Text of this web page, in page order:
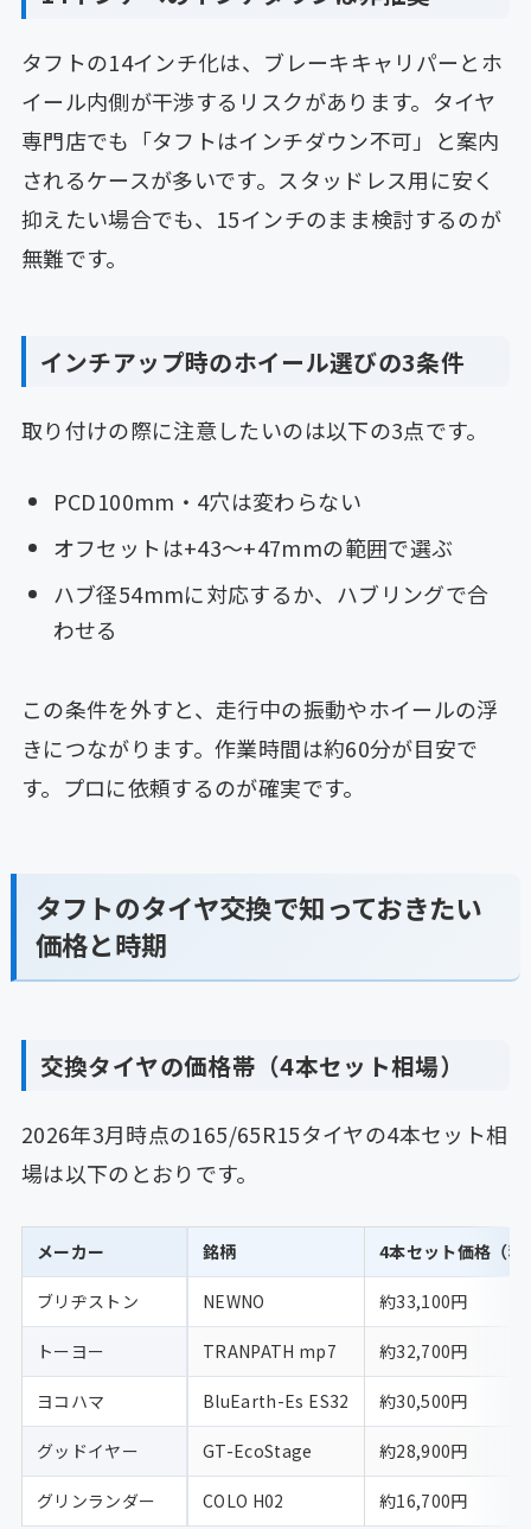
タフトの14インチ化は、ブレーキキャリパーとホ
イール内側が干渉するリスクがあります。タイヤ
専門店でも「タフトはインチダウン不可」と案内
されるケースが多いです。スタッドレス用に安く
抑えたい場合でも、15インチのまま検討するのが
無難です。
インチアップ時のホイール選びの3条件
取り付けの際に注意したいのは以下の3点です。
PCD100mm・4穴は変わらない
オフセットは+43〜+47mmの範囲で選ぶ
ハブ径54mmに対応するか、ハブリングで合
わせる
この条件を外すと、走行中の振動やホイールの浮
きにつながります。作業時間は約60分が目安で
す。プロに依頼するのが確実です。
タフトのタイヤ交換で知っておきたい
価格と時期
交換タイヤの価格帯（4本セット相場）
2026年3月時点の165/65R15タイヤの4本セット相
場は以下のとおりです。
メーカー 銘柄 4本セット価格（税
ブリヂストン NEWNO 約33,100円
トーヨー TRANPATH mp7 約32,700円
ヨコハマ BluEarth-Es ES32 約30,500円
グッドイヤー GT-EcoStage 約28,900円
グリンランダー COLO H02 約16,700円